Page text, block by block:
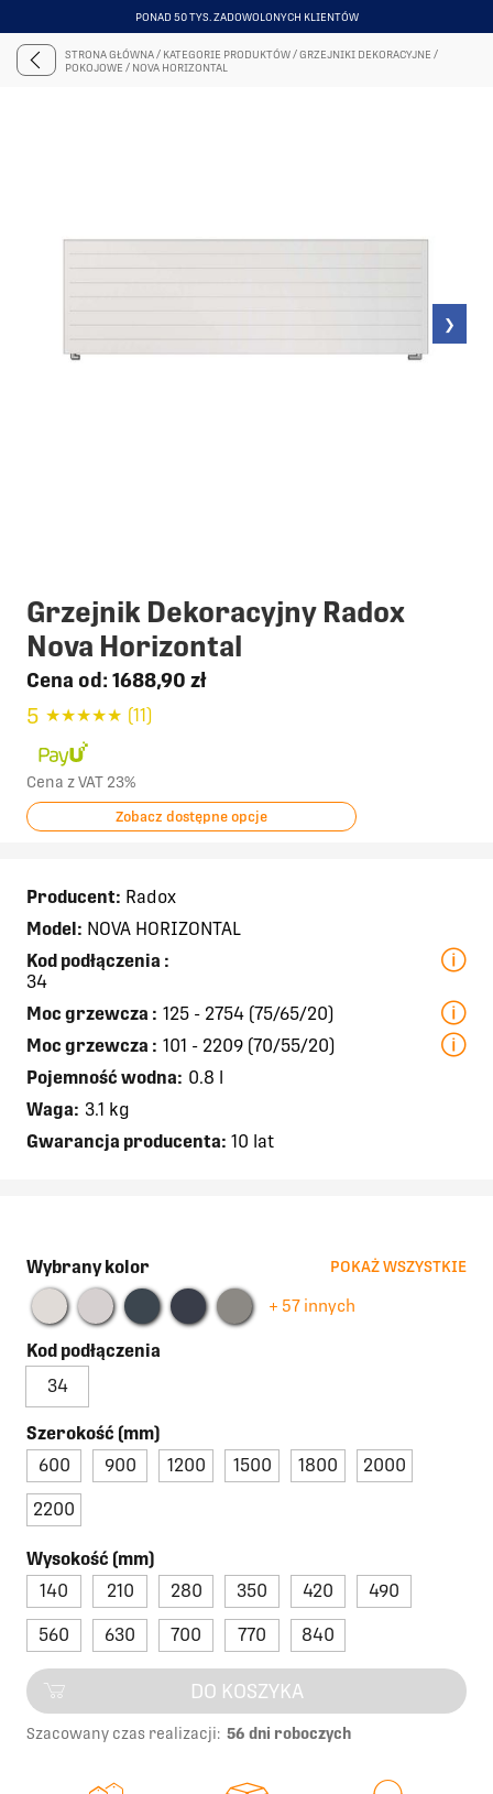
LIDERZY W SPRZEDAŻY GRZEJNIKÓW DEKORACYJNYCH NR 1 W POLSCE
ITEM
STRONA GŁÓWNA/ KATEGORIE PRODUKTÓW/GRZEJNIKI DEKORACYJNE /
POKOJOWE / NOVA HORIZONTAL
❯
Grzejnik Dekoracyjny Radox
Nova Horizontal
Cena od: 1688,90 zł
5 ★★★★★ (11)
Cena z VAT 23%
Zobacz dostępne opcje
Producent: Radox
Model: NOVA HORIZONTAL
Kod podłączenia :
34
Moc grzewcza : 125 - 2754 (75/65/20)
Moc grzewcza : 101 - 2209 (70/55/20)
Pojemność wodna: 0.8 l
Waga: 3.1 kg
Gwarancja producenta: 10 lat
Wybrany kolor POKAŻ WSZYSTKIE
+ 57 innych
Kod podłączenia
34
Szerokość (mm)
600
900 1200 1500 1800 2000
2200
Wysokość (mm)
140
210 280 350 420 490
560 630 700 770 840
DO KOSZYKA
Szacowany czas realizacji: 56 dni roboczych